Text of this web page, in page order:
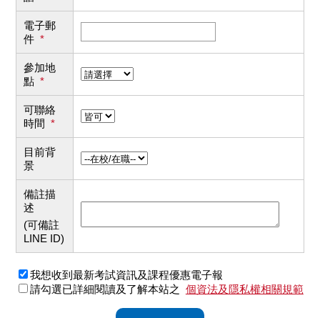
電子郵
件 *
參加地
點 *
可聯絡
時間 *
目前背
景
備註描
述
(可備註
LINE ID)
我想收到最新考試資訊及課程優惠電子報
請勾選已詳細閱讀及了解本站之 個資法及隱私權相關規範